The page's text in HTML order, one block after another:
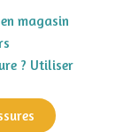
magasin
? Utiliser